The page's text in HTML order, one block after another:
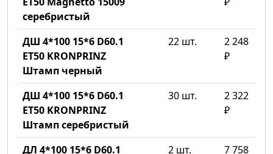
серебристый
ДШ 4*100 15*6 D60.1
ET50 KRONPRINZ
Штамп черный
22 шт.
2 248
₽
ДШ 4*100 15*6 D60.1
ET50 KRONPRINZ
Штамп серебристый
30 шт.
2 322
₽
ДЛ 4*100 15*6 D60.1
2 шт.
7 758